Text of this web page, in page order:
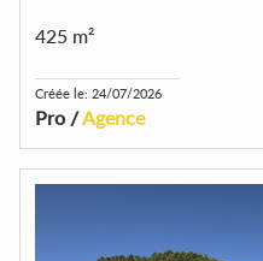
425 m²
Créée le: 24/07/2026
Pro /Agence